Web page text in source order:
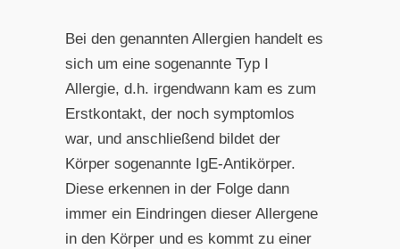
Bei den genannten Allergien handelt es
sich um eine sogenannte Typ I
Allergie, d.h. irgendwann kam es zum
Erstkontakt, der noch symptomlos
war, und anschließend bildet der
Körper sogenannte IgE-Antikörper.
Diese erkennen in der Folge dann
immer ein Eindringen dieser Allergene
in den Körper und es kommt zu einer